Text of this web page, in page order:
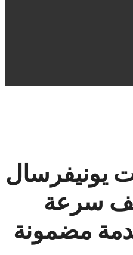
يونيفرسال
سرعة
مضمونة